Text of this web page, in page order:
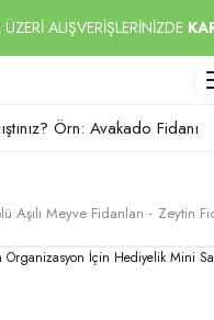
ALIŞVERİŞLERİNİZDE
Aşılı Meyve Fidanları Zeytin